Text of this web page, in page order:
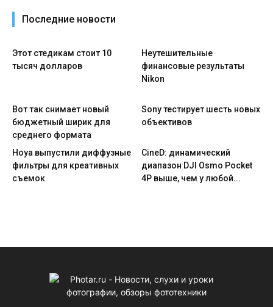
Последние новости
Этот стедикам стоит 10
тысяч долларов
Неутешительные
финансовые результаты
Nikon
Вот так снимает новый
бюджетный ширик для
среднего формата
Sony тестирует шесть новых
объективов
Hoya выпустили диффузные
фильтры для креативных
съемок
CineD: динамический
диапазон DJI Osmo Pocket
4P выше, чем у любой...